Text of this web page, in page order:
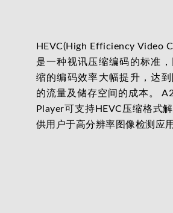
HEVC(High Efficiency Video
是一种视讯压缩编码的标准
缩的编码效率大幅提升，达
的流量及储存空间的成本。
Player可支持HEVC压缩格式
供用户于高分辨率图像检测应用